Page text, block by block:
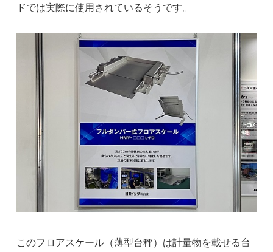
ドでは実際に使用されているそうです。
このフロアスケール（薄型台秤）は計量物を載せる台